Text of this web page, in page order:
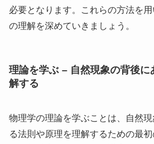
必要となります。これらの方法を
の理解を深めていきましょう。
理論を学ぶ – 自然現象の背後に
解する
物理学の理論を学ぶことは、自然
る法則や原理を理解するための最